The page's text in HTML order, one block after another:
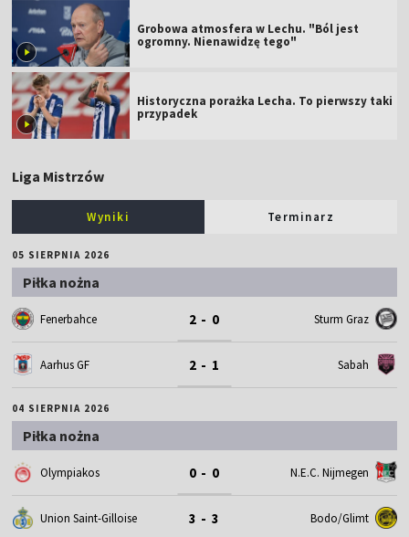
Grobowa atmosfera w Lechu. "Ból jest
ogromny. Nienawidzę tego"
Historyczna porażka Lecha. To pierwszy taki
przypadek
Liga Mistrzów
Wyniki Terminarz
05 SIERPNIA 2026
Piłka nożna
Fenerbahce 2 - 0 Sturm Graz
Aarhus GF 2 - 1 Sabah
04 SIERPNIA 2026
Piłka nożna
Olympiakos 0 - 0 N.E.C. Nijmegen
Union Saint-Gilloise 3 - 3 Bodo/Glimt